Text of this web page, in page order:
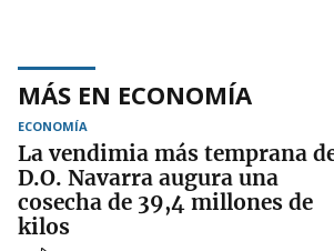
MÁS EN ECONOMÍA
ECONOMÍA
La vendimia más temprana
D.O. Navarra augura una
cosecha de 39,4 millones de
kilos